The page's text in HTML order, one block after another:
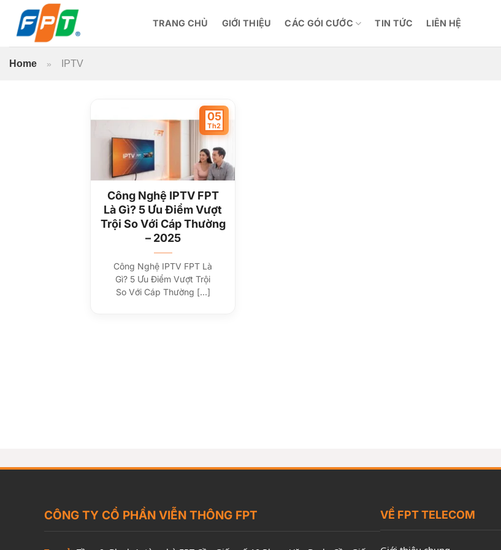
TRANG CHỦ GIỚI THIỆU CÁC GÓI CƯỚC TIN TỨC LIÊN HỆ
Home » IPTV
Công Nghệ IPTV FPT
Là Gì? 5 Ưu Điểm Vượt
Trội So Với Cáp Thường
– 2025
Công Nghệ IPTV FPT Là
Gì? 5 Ưu Điểm Vượt Trội
So Với Cáp Thường [...]
05
Th2
CÔNG TY CỔ PHẦN VIỄN THÔNG FPT VỀ FPT TELECOM